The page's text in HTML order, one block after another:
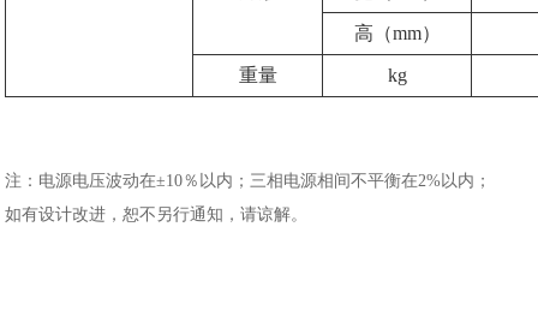
高（mm）
重量 kg
注： 电源电压波动在±10％以内；三相电源相间不平衡在2%以内；
如有设计改进，恕不另行通知，请谅解。